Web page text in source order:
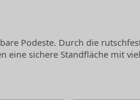
Podeste. Durch die
eine sichere Standfläche mit